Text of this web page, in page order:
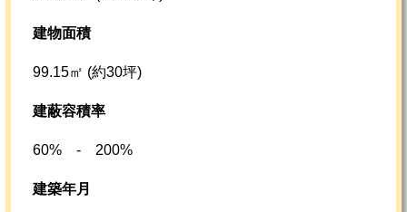
建物面積
99.15㎡ (約30坪)
建蔽容積率
60% - 200%
建築年月